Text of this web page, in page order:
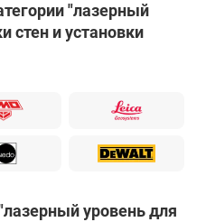
"лазерный
стен и установки
уровень для